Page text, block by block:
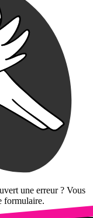
une erreur ? Vous
formulaire.